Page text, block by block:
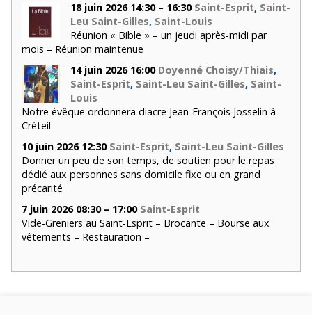
18 juin 2026 14:30 – 16:30 Saint-Esprit, Saint-
Leu Saint-Gilles, Saint-Louis
Réunion « Bible » – un jeudi après-midi par
mois – Réunion maintenue
14 juin 2026 16:00 Doyenné Choisy/Thiais,
Saint-Esprit, Saint-Leu Saint-Gilles, Saint-
Louis
Notre évêque ordonnera diacre Jean-François Josselin à
Créteil
10 juin 2026 12:30 Saint-Esprit, Saint-Leu Saint-Gilles
Donner un peu de son temps, de soutien pour le repas
dédié aux personnes sans domicile fixe ou en grand
précarité
7 juin 2026 08:30 – 17:00 Saint-Esprit
Vide-Greniers au Saint-Esprit – Brocante – Bourse aux
vêtements – Restauration –